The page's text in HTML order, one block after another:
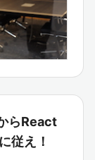
らReact
従え！